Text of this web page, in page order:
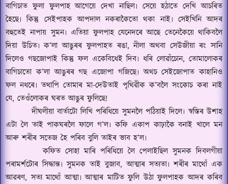
বাগিচাত ফুলা ফুলপাহ আগেয়ে দেখা নাছিল৷ সেয়ে হঠাতে দেখি আচৰিত
হৈছে৷ কিন্তু সেইপাহক আপদাল নকৰাকৈতো থকা নাই৷ সেইখিনি আদৰ
বহুতেই নাপায় সুমন৷ এতিয়া ফুলপাহ যেনেদৰে আছে তেনেকৈয়ে থাকিবলৈ
দিয়া উচিত৷ ক’লা আঙুৰৰ ফুলপাহত ৰঙা,নীলা অথবা সেউজীয়া ৰং সানি
দিলেও গছজোপাই কিন্তু ফল একেবিধেই দিব৷ ধৰি লোৱাঁচোন, তোমালোকৰ
বাগিচাতো ক’লা আঙুৰৰ গছ এজোপা গজিছে৷ অথচ সেইজোপাত কাহানিও
ফল নধৰে৷ তথাপি তোমাৰ মা-দেউতাই পৃথিৱীক ক’বলৈ সংকোচ কৰা নাই
যে, তেওঁলোকৰ ঘৰত আঙুৰ ফুলিছে!
দীঘলীয়া বাৰ্তাটো লিখি পৰিধিয়ে সুমনলৈ পঠিয়াই দিলে৷ স্বস্তিৰ উশাহ
এটা লৈ তাই পাকঘৰলৈ ফালে গ’ল৷ কফি একাপ কাঢ়াকৈ বনাই খালে মন
আৰু শৰীৰ সতেজ হৈ পৰিব বুলি তাইৰ ভাব হ’ল৷
কফিত সোহা মাৰি পৰিধিয়ে লৈ পেলাইছিল সুমনক দিবলগীয়া
পৰামৰ্শটোৰ সিদ্ধান্ত৷ সুমনক তাই বুজাব,আত্মাৰ সত্যতা৷ শৰীৰ মাথোঁ এক
আৱৰণ,সত্য মাথোঁ আত্মা৷ আত্মাৰ মাটিত ফুলি উঠা ফুলপাহক আদৰ কৰিব